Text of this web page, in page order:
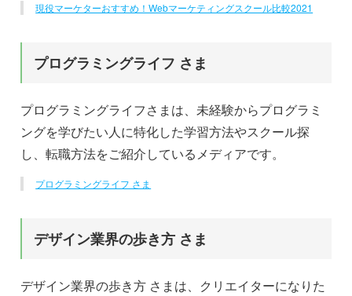
現役マーケターおすすめ！Webマーケティングスクール比較2021
プログラミングライフ さま
プログラミングライフさまは、未経験からプログラミ
ングを学びたい人に特化した学習方法やスクール探
し、転職方法をご紹介しているメディアです。
プログラミングライフ さま
デザイン業界の歩き方 さま
デザイン業界の歩き方 さまは、クリエイターになりた